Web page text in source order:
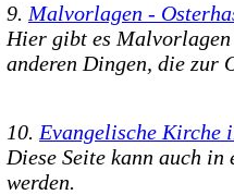
9. Malvorlagen -
Hier gibt es
anderen Dingen, die zur
10. Evangelische Kirche
Diese Seite kann auch
werden.